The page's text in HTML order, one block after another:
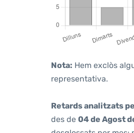
Nota: Hem exclòs
representativa.
Retards analitzats
des de 04 de Agost